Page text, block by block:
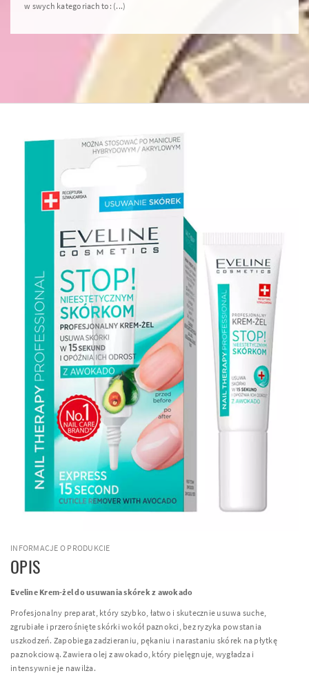
w swych kategoriach to: (...)
INFORMACJE O PRODUKCIE
OPIS
Eveline Krem-żel do usuwania skórek z awokado
Profesjonalny preparat, który szybko, łatwo i skutecznie usuwa suche,
zgrubiałe i przerośnięte skórki wokół paznokci, bez ryzyka powstania
uszkodzeń. Zapobiega zadzieraniu, pękaniu i narastaniu skórek na płytkę
paznokciową. Zawiera olej z awokado, który pielęgnuje, wygładza i
intensywnie je nawilża.